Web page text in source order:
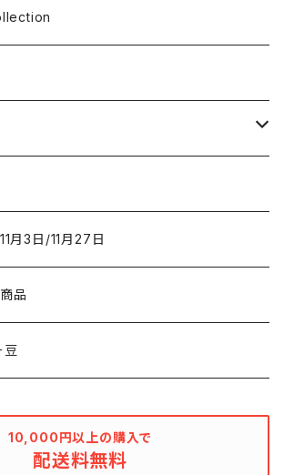
チャー
キュメンタリー/コンピ
月3日/11月27日
品
豆
10,000円以上の購入で
配送料無料